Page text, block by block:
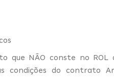
que NÃO conste no ROL
condições do contrato